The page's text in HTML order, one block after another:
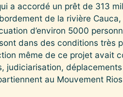
a accordé un prêt de 313
de la rivière
d’environ 5000
dans des conditions très
même de ce projet avait
judiciarisation,
au Mouvement